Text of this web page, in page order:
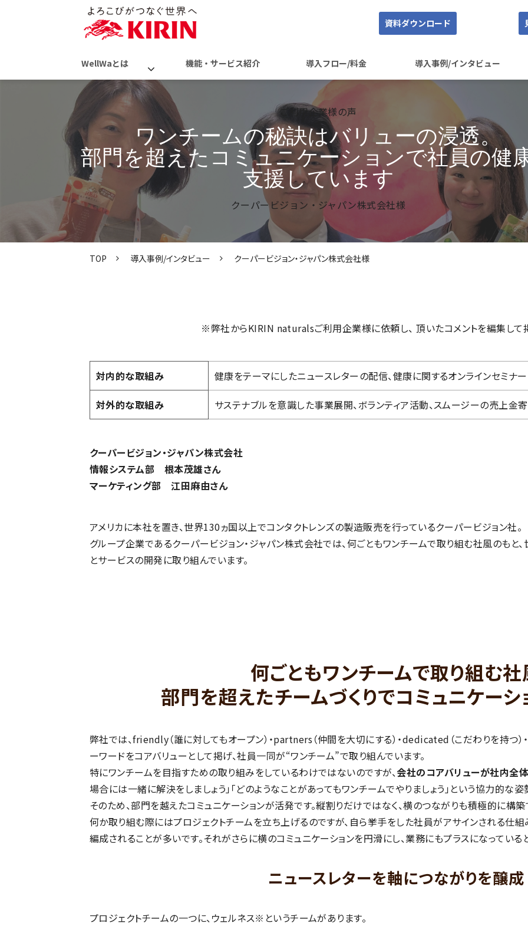
資料ダウンロード
WellWaとは 機能・サービス紹介 導入フロー/料金 導入事例/インタビュー
ご利用企業様の声
ワンチームの秘訣はバリューの浸透。
部門を超えたコミュニケーションで社員の健
支援しています
クーパービジョン・ジャパン株式会社様
TOP 導入事例/インタビュー クーパービジョン・ジャパン株式会社様
※弊社からKIRIN naturalsご利用企業様に依頼し、 頂いたコメントを編集して
対内的な取組み 健康をテーマにしたニュースレターの配信、健康に関するオンラインセミナー
対外的な取組み サステナブルを意識した事業展開、ボランティア活動、スムージーの売上金
クーパービジョン・ジャパン株式会社
情報システム部 根本茂雄さん
マーケティング部 江田麻由さん
アメリカに本社を置き、世界130ヵ国以上でコンタクトレンズの製造販売を行っているクーパービジョン社。
グループ企業であるクーパービジョン・ジャパン株式会社では、何ごともワンチームで取り組む社風のもと
とサービスの開発に取り組んでいます。
何ごともワンチームで取り組む
部門を超えたチームづくりでコミュニケー
弊社では、friendly（誰に対してもオープン）・partners（仲間を大切にする）・dedicated（こだわりを持つ
ーワードをコアバリューとして掲げ、社員一同が“ワンチーム”で取り組んでいます。
特にワンチームを目指すための取り組みをしているわけではないのですが、会社のコアバリューが社内全
場合には一緒に解決をしましょう」「どのようなことがあってもワンチームでやりましょう」という協力的な
そのため、部門を越えたコミュニケーションが活発です。縦割りだけではなく、横のつながりも積極的に構築
何か取り組む際にはプロジェクトチームを立ち上げるのですが、自ら挙手をした社員がアサインされる仕
編成されることが多いです。それがさらに横のコミュニケーションを円滑にし、業務にもプラスになっている
ニュースレターを軸につながりを醸成
プロジェクトチームの一つに、ウェルネス※というチームがあります。